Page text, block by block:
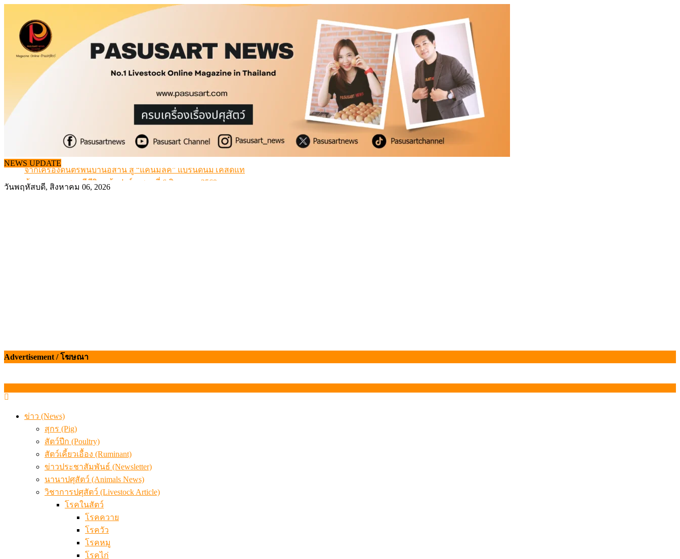
content
NEWS UPDATE
จากเครื่องดนตรีพื้นบ้านอีสาน สู่ “แคนมิลค์” แบรนด์นมโคสดแท้
ข้อมูลราคา สุกรมีชีวิตหน้าฟาร์ม พระที่ 6 สิงหาคม 2569
เดินหน้าดัน “ราคากลางโคเนื้อ” แก้ปัญหาราคาโคเนื้อตกต่ำ
วันพฤหัสบดี, สิงหาคม 06, 2026
Advertisement / โฆษณา
ข่าว (News)
สุกร (Pig)
สัตว์ปีก (Poultry)
สัตว์เคี้ยวเอื้อง (Ruminant)
ข่าวประชาสัมพันธ์ (Newsletter)
นานาปศุสัตว์ (Animals News)
วิชาการปศุสัตว์ (Livestock Article)
โรคในสัตว์
โรคควาย
โรควัว
โรคหมู
โรคไก่